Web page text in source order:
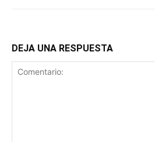
DEJA UNA RESPUESTA